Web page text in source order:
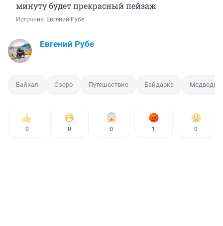
минуту будет прекрасный пейзаж
Источник: Евгений Рубе
Евгений Рубе
Байкал Озеро Путешествие Байдарка Медведь
0 0 0 1 0